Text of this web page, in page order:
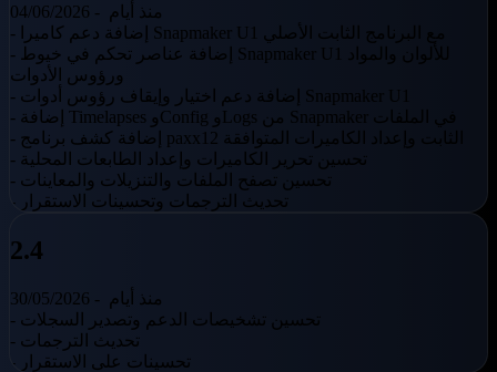
04/06/2026 - منذ أيام
- إضافة دعم كاميرا Snapmaker U1 مع البرنامج الثابت الأصلي
- إضافة عناصر تحكم في خيوط Snapmaker U1 للألوان والمواد
ورؤوس الأدوات
- إضافة دعم اختيار وإيقاف رؤوس أدوات Snapmaker U1
- إضافة Timelapses وConfig وLogs من Snapmaker في الملفات
- إضافة كشف برنامج paxx12 الثابت وإعداد الكاميرات المتوافقة
- تحسين تحرير الكاميرات وإعداد الطابعات المحلية
- تحسين تصفح الملفات والتنزيلات والمعاينات
- تحديث الترجمات وتحسينات الاستقرار
2.4
30/05/2026 - منذ أيام
- تحسين تشخيصات الدعم وتصدير السجلات
- تحديث الترجمات
- تحسينات على الاستقرار